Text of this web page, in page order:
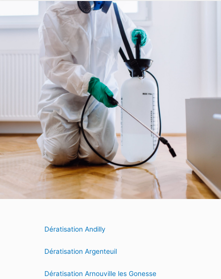
Dératisation Andilly
Dératisation Argenteuil
Dératisation Arnouville les Gonesse